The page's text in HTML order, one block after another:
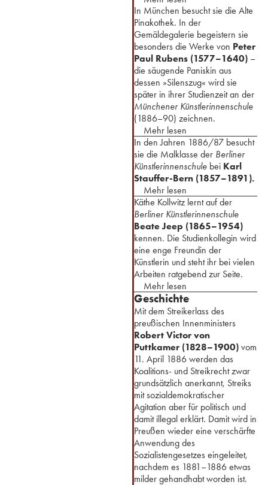
In München besucht sie die Alte
Pinakothek. In der
Gemäldegalerie begeistern sie
besonders die Werke von Peter
Paul Rubens (1577–1640) –
die säugende Paniskin aus
dessen »Silenszug« wird sie
später in ihrer Studienzeit an der
Münchener Künstlerinnenschule
(1886–90) zeichnen.
Mehr lesen
In den Jahren 1886/87 besucht
sie die Malklasse der Berliner
Künstlerinnenschule bei Karl
Stauffer-Bern (1857–1891).
Mehr lesen
Käthe Kollwitz lernt auf der
Berliner Künstlerinnenschule
Beate Jeep (1865–1954)
kennen. Die Studienkollegin wird
eine enge Freundin der
Künstlerin und steht ihr bei vielen
Arbeiten ratgebend zur Seite.
Mehr lesen
Geschichte
Mit dem Streikerlass des
preußischen Innenministers
Robert Victor von
Puttkamer (1828–1900) vom
11. April 1886 werden das
Koalitions- und Streikrecht zwar
grundsätzlich anerkannt, Streiks
mit sozialdemokratischer
Agitation aber für politisch und
damit illegal erklärt. Damit wird in
Preußen wieder eine verschärfte
Anwendung des
Sozialistengesetzes eingeleitet,
nachdem es 1881–1886 etwas
milder gehandhabt worden ist.